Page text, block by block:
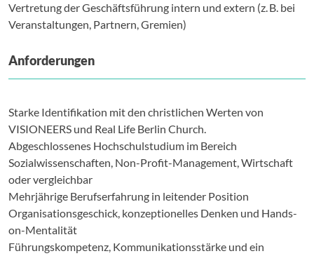
Vertretung der Geschäftsführung intern und extern (z. B. bei
Veranstaltungen, Partnern, Gremien)
Anforderungen
Starke Identifikation mit den christlichen Werten von
VISIONEERS und Real Life Berlin Church.
Abgeschlossenes Hochschulstudium im Bereich
Sozialwissenschaften, Non-Profit-Management, Wirtschaft
oder vergleichbar
Mehrjährige Berufserfahrung in leitender Position
Organisationsgeschick, konzeptionelles Denken und Hands-
on-Mentalität
Führungskompetenz, Kommunikationsstärke und ein